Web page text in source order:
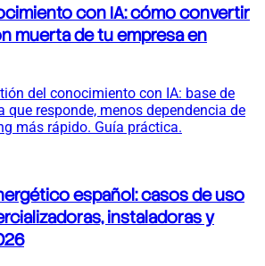
con IA: cómo convertir
muerta de tu empresa en
del conocimiento con IA: base de
responde, menos dependencia de
más rápido. Guía práctica.
español: casos de uso
instaladoras y